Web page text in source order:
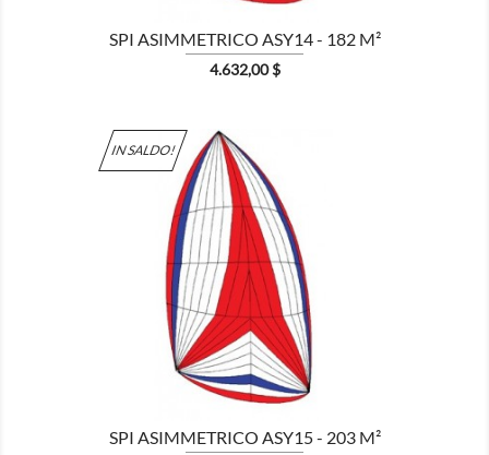
SPI ASIMMETRICO ASY14 - 182 M²
Prezzo
4.632,00 $
IN SALDO!
SPI ASIMMETRICO ASY15 - 203 M²
